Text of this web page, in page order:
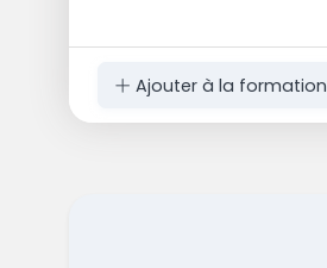
Ajouter à la formation